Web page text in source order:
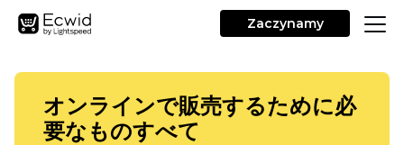
Zaczynamy
オンラインで販売するために必
要なものすべて